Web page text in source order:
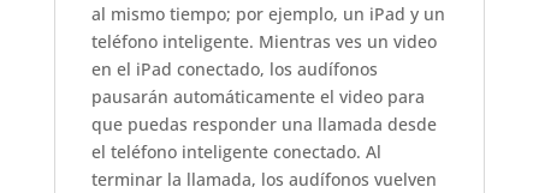
al mismo tiempo; por ejemplo, un iPad y un
teléfono inteligente. Mientras ves un video
en el iPad conectado, los audífonos
pausarán automáticamente el video para
que puedas responder una llamada desde
el teléfono inteligente conectado. Al
terminar la llamada, los audífonos vuelven